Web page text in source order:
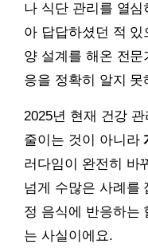
나 식단 관리를 열
아 답답하셨던 적
양 설계를 해온 전
응을 정확히 알지
2025년 현재 건강
줄이는 것이 아니라
러다임이 완전히 바
넘게 수많은 사례를
정 음식에 반응하는
는 사실이에요.